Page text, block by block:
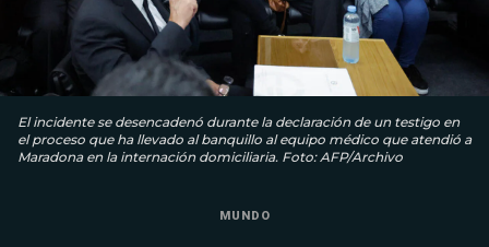
El incidente se desencadenó durante la declaración de un testigo en
el proceso que ha llevado al banquillo al equipo médico que atendió a
Maradona en la internación domiciliaria. Foto: AFP/Archivo
MUNDO